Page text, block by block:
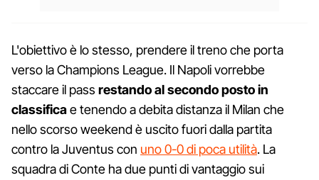
L'obiettivo è lo stesso, prendere il treno che porta
verso la Champions League. Il Napoli vorrebbe
staccare il pass restando al secondo posto in
classificae tenendo a debita distanza il Milan che
nello scorso weekend è uscito fuori dalla partita
contro la Juventus con uno 0-0 di poca utilità. La
squadra di Conte ha due punti di vantaggio sui